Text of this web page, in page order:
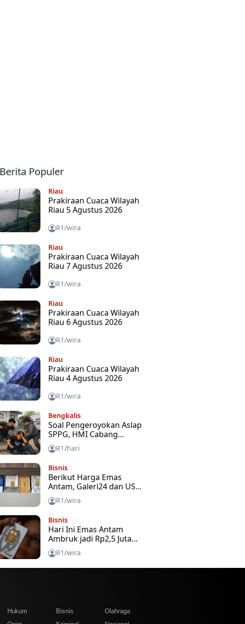
Berita Populer
Riau
Prakiraan Cuaca Wilayah
Riau 5 Agustus 2026
R1/wira
Riau
Prakiraan Cuaca Wilayah
Riau 7 Agustus 2026
R1/wira
Riau
Prakiraan Cuaca Wilayah
Riau 6 Agustus 2026
R1/wira
Riau
Prakiraan Cuaca Wilayah
Riau 4 Agustus 2026
R1/wira
Bengkalis
Soal Pengeroyokan Aslap
SPPG, HMI Cabang
Bengkalis Kecam dan
Minta APH Usut Tuntas
R1/hari
Bisnis
Berikut Harga Emas
Antam, Galeri24 dan USB
Hari Ini
R1/wira
Bisnis
Hari Ini Emas Antam
Ambruk jadi Rp2,5 Juta
per Gram
R1/wira
Hukum Bisnis
Olahraga